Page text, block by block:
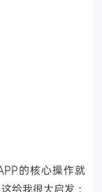
的核心操作就
给我很大启发：